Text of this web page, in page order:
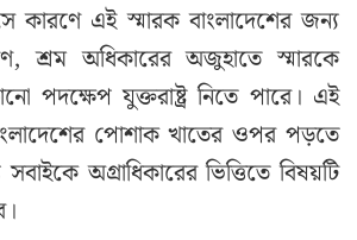
কারণে এই স্মারক বাংলাদেশের জন্য
শ্রম অধিকারের অজুহাতে স্মারকে
পদক্ষেপ যুক্তরাষ্ট্র নিতে পারে। এই
পোশাক খাতের ওপর পড়তে
অগ্রাধিকারের ভিত্তিতে বিষয়টি